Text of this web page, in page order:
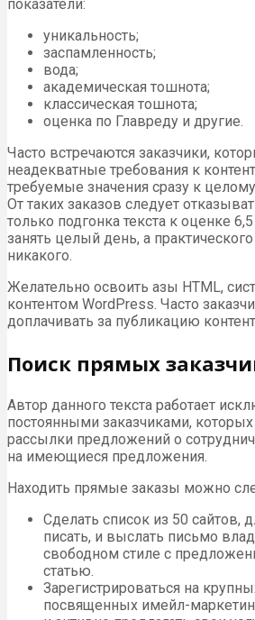
показатели:
уникальность;
заспамленность;
вода;
академическая тошнота;
классическая тошнота;
оценка по Главреду и другие.
Часто встречаются заказчики,
неадекватные требования к
требуемые значения сразу к
От таких заказов следует
только подгонка текста к оценке
занять целый день, а
никакого.
Желательно освоить азы HTML,
контентом WordPress. Часто
доплачивать за публикацию
Поиск прямых
Автор данного текста работает
постоянными заказчиками,
рассылки предложений о
на имеющиеся предложения.
Находить прямые заказы можно
Сделать список из 50 сайтов,
писать, и выслать письмо
свободном стиле с
статью.
Зарегистрироваться на
посвященных имейл-